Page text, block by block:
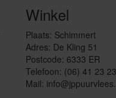
Winkel
Plaats: Schimmert
Adres: De Kling 51
Postcode: 6333 ER
Telefoon: (06) 41 23
Mail: